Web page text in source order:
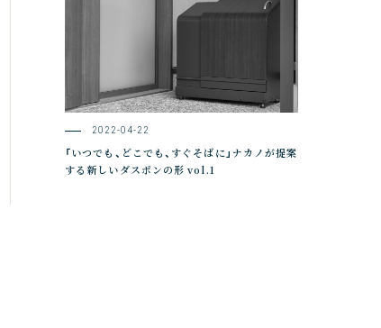
2022-04-22
「いつでも、どこでも、すぐそばに」ナカノが提案
する新しいダスポンの形 vol.1